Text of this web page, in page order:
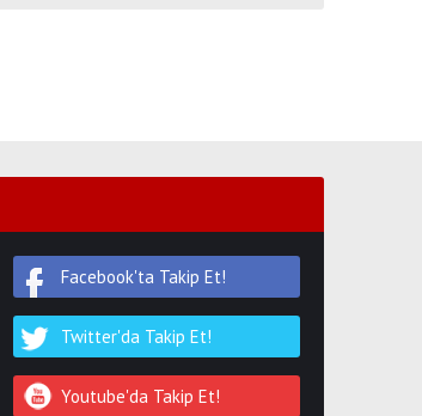
Facebook'ta Takip Et!
Twitter'da Takip Et!
Youtube'da Takip Et!